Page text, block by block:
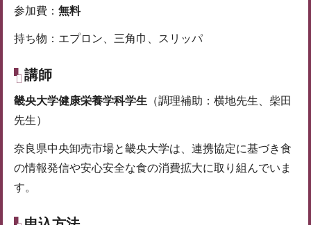
参加費： 無料
持ち物：エプロン、三角巾、スリッパ
講師
畿央大学健康栄養学科学生 （調理補助：横地先生、柴田
先生）
奈良県中央卸売市場と畿央大学は、連携協定に基づき食
の情報発信や安心安全な食の消費拡大に取り組んでいま
す。